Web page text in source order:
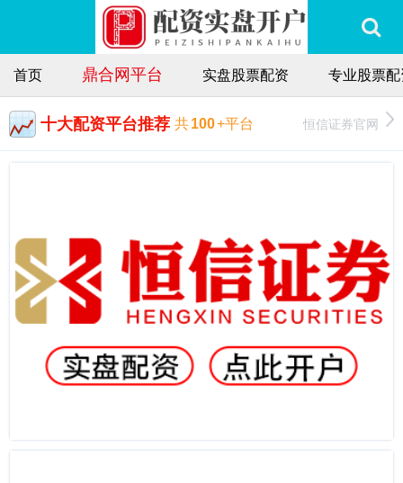
首页 鼎合网平台 实盘股票配资 专业股票
十大配资平台推荐 共100+平台 恒信证券官网